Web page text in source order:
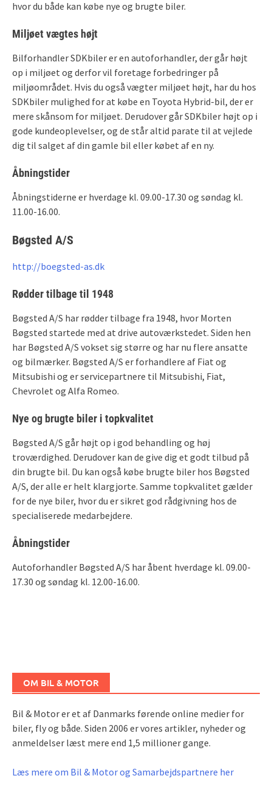
hvor du både kan købe nye og brugte biler.
Miljøet vægtes højt
Bilforhandler SDKbiler er en autoforhandler, der går højt
op i miljøet og derfor vil foretage forbedringer på
miljøområdet. Hvis du også vægter miljøet højt, har du hos
SDKbiler mulighed for at købe en Toyota Hybrid-bil, der er
mere skånsom for miljøet. Derudover går SDKbiler højt op i
gode kundeoplevelser, og de står altid parate til at vejlede
dig til salget af din gamle bil eller købet af en ny.
Åbningstider
Åbningstiderne er hverdage kl. 09.00-17.30 og søndag kl.
11.00-16.00.
Bøgsted A/S
http://boegsted-as.dk
Rødder tilbage til 1948
Bøgsted A/S har rødder tilbage fra 1948, hvor Morten
Bøgsted startede med at drive autoværkstedet. Siden hen
har Bøgsted A/S vokset sig større og har nu flere ansatte
og bilmærker. Bøgsted A/S er forhandlere af Fiat og
Mitsubishi og er servicepartnere til Mitsubishi, Fiat,
Chevrolet og Alfa Romeo.
Nye og brugte biler i topkvalitet
Bøgsted A/S går højt op i god behandling og høj
troværdighed. Derudover kan de give dig et godt tilbud på
din brugte bil. Du kan også købe brugte biler hos Bøgsted
A/S, der alle er helt klargjorte. Samme topkvalitet gælder
for de nye biler, hvor du er sikret god rådgivning hos de
specialiserede medarbejdere.
Åbningstider
Autoforhandler Bøgsted A/S har åbent hverdage kl. 09.00-
17.30 og søndag kl. 12.00-16.00.
OM BIL & MOTOR
Bil & Motor er et af Danmarks førende online medier for
biler, fly og både. Siden 2006 er vores artikler, nyheder og
anmeldelser læst mere end 1,5 millioner gange.
Læs mere om Bil & Motor og Samarbejdspartnere her